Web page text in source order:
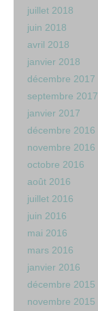
juillet 2018
juin 2018
avril 2018
janvier 2018
décembre 2017
septembre 2017
janvier 2017
décembre 2016
novembre 2016
octobre 2016
août 2016
juillet 2016
juin 2016
mai 2016
mars 2016
janvier 2016
décembre 2015
novembre 2015